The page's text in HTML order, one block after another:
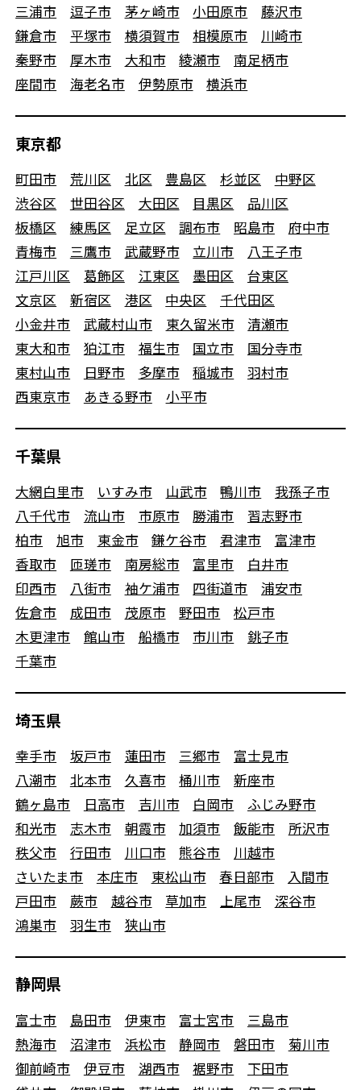
三浦市 逗子市 茅ヶ崎市 小田原市
藤沢市
鎌倉市
平塚市 横須賀市 相模原市
川崎市
秦野市
厚木市 大和市 綾瀬市
南足柄市
座間市
海老名市 伊勢原市 横浜市
東京都
町田市 荒川区 北区 豊島区 杉並区
中野区
渋谷区
世田谷区 大田区 目黒区
品川区
板橋区
練馬区 足立区 調布市 昭島市
府中市
青梅市
三鷹市 武蔵野市 立川市
八王子市
江戸川区
葛飾区 江東区 墨田区
台東区
文京区
新宿区 港区 中央区
千代田区
小金井市
武蔵村山市 東久留米市
清瀬市
東大和市
狛江市 福生市 国立市
国分寺市
東村山市
日野市 多摩市 稲城市
羽村市
西東京市
あきる野市 小平市
千葉県
大網白里市 いすみ市 山武市 鴨川市
我孫子市
八千代市
流山市 市原市 勝浦市
習志野市
柏市
旭市 東金市 鎌ケ谷市 君津市
富津市
香取市
匝瑳市 南房総市 富里市
白井市
印西市
八街市 袖ケ浦市 四街道市
浦安市
佐倉市
成田市 茂原市 野田市
松戸市
木更津市
館山市 船橋市 市川市
銚子市
千葉市
埼玉県
幸手市 坂戸市 蓮田市 三郷市
富士見市
八潮市
北本市 久喜市 桶川市
新座市
鶴ヶ島市
日高市 吉川市 白岡市
ふじみ野市
和光市
志木市 朝霞市 加須市 飯能市
所沢市
秩父市
行田市 川口市 熊谷市
川越市
さいたま市
本庄市 東松山市 春日部市
入間市
戸田市
蕨市 越谷市 草加市 上尾市
深谷市
鴻巣市
羽生市 狭山市
静岡県
富士市 島田市 伊東市 富士宮市
三島市
熱海市
沼津市 浜松市 静岡市 磐田市
菊川市
御前崎市
伊豆市 湖西市 裾野市
下田市